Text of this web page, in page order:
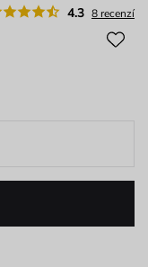
4.3 8 recenzí